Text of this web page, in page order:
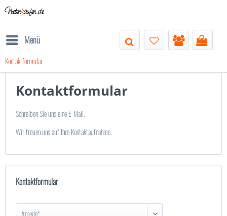
Nietenkaufen.de
Menü
Kontaktformular
Kontaktformular
Schreiben Sie uns eine E-Mail.
Wir freuen uns auf Ihre Kontaktaufnahme.
Kontaktformular